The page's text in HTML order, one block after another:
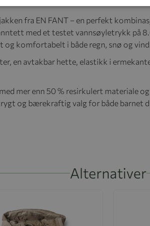
fra EN FANT – en perfekt
med et testet vannsøyletrykk på
komfortabelt i både regn, snø og
en avtakbar hette, elastikk i
mer enn 50 % resirkulert materiale
og bærekraftig valg for både barnet
Alternativer